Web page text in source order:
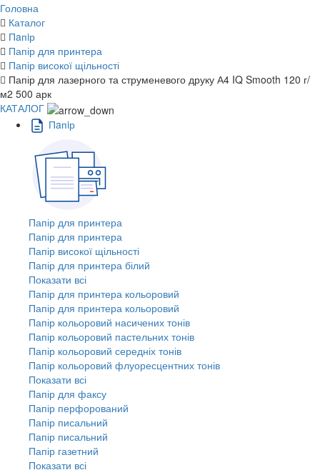
Головна
Каталог
Пaпiр
Папір для принтера
Папір високої щільності
Папір для лазерного та струменевого друку А4 IQ Smooth 120 г/
м2 500 арк
КАТАЛОГ
Пaпiр
Папір для принтера
Папір для принтера
Папір високої щільності
Папір для принтера білий
Показати всі
Папір для принтера кольоровий
Папір для принтера кольоровий
Папір кольоровий насичених тонів
Папір кольоровий пастельних тонів
Папір кольоровий середніх тонів
Папір кольоровий флуоресцентних тонів
Показати всі
Папір для факсу
Папір перфорований
Папір писальний
Папір писальний
Папір газетний
Показати всі